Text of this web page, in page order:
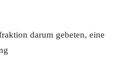
darum gebeten, eine